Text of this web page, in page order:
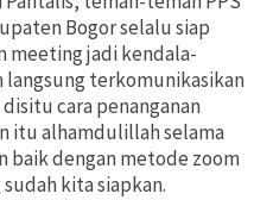
Bogor selalu siap
meeting jadi kendala-
langsung terkomunikasikan
cara penanganan
itu alhamdulillah selama
baik dengan metode zoom
kita siapkan.